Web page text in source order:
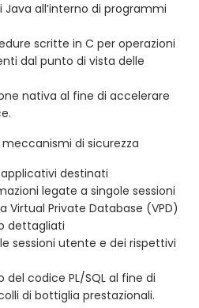
all’interno di programmi
scritte in C per operazioni
dal punto di vista delle
nativa al fine di accelerare
di sicurezza
destinati
legate a singole sessioni
Virtual Private Database (VPD)
dettagliati
sessioni utente e dei rispettivi
codice PL/SQL al fine di
di bottiglia prestazionali.